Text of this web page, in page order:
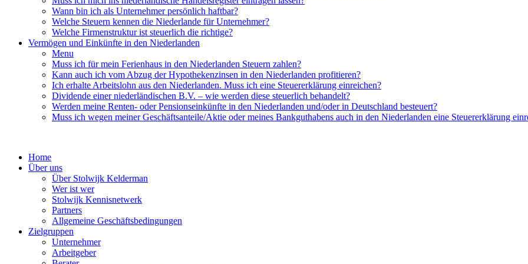
Wann bin ich als Unternehmer persönlich haftbar?
Welche Steuern kennen die Niederlande für Unternehmer?
Welche Firmenstruktur ist steuerlich die richtige?
Vermögen und Einkünfte in den Niederlanden
Menu
Muss ich für mein Ferienhaus in den Niederlanden Steuern zahlen?
Kann auch ich vom Abzug der Hypothekenzinsen in den Niederlanden profitieren?
Ich erhalte Arbeitslohn aus den Niederlanden. Muss ich eine Steuererklärung einreichen?
Dividende einer niederländischen B.V. – wie werden diese steuerlich behandelt?
Werden meine Renten- oder Pensionseinkünfte in den Niederlanden und/oder in Deutschland besteuert?
Muss ich wegen meiner Geschäftsanteile/Aktie oder meines Bankguthabens auch in den Niederlanden eine Steuererklärung
Home
Über uns
Über Stolwijk Kelderman
Wer ist wer
Stolwijk Kennisnetwerk
Partners
Allgemeine Geschäftsbedingungen
Zielgruppen
Unternehmer
Arbeitgeber